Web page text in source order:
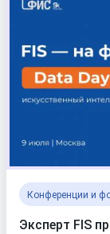
Конференции и
Эксперт FIS